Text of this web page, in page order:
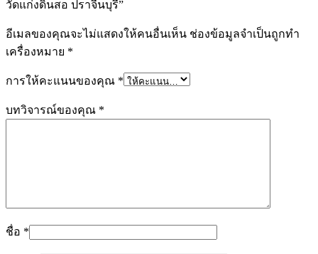
วัดแก่งดินสอ ปราจีนบุรี”
อีเมลของคุณจะไม่แสดงให้คนอื่นเห็น ช่องข้อมูลจำเป็นถูกทำ
เครื่องหมาย *
การให้คะแนนของคุณ *
บทวิจารณ์ของคุณ *
ชื่อ *